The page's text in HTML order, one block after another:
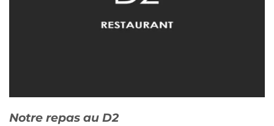
Notre repas au D2